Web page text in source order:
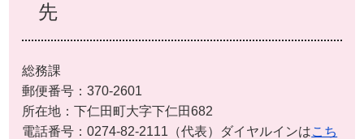
先
総務課
郵便番号：370-2601
所在地：下仁田町大字下仁田682
電話番号：0274-82-2111（代表）ダイヤルインはこち